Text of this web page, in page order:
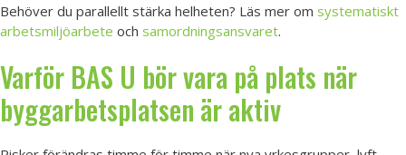
Behöver du parallellt stärka helheten? Läs mer om systematiskt
arbetsmiljöarbete och samordningsansvaret.
Varför BAS U bör vara på plats när
byggarbetsplatsen är aktiv